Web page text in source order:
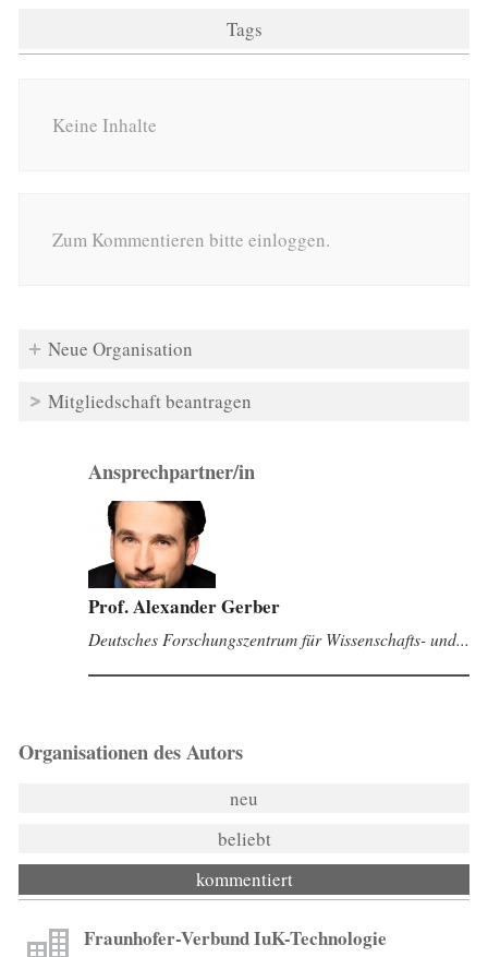
Tags
Keine Inhalte
Zum Kommentieren bitte einloggen.
Neue Organisation
Mitgliedschaft beantragen
Ansprechpartner/in
Prof. Alexander Gerber
Deutsches Forschungszentrum für Wissenschafts- und...
Organisationen des Autors
neu
beliebt
kommentiert
Fraunhofer-Verbund IuK-Technologie